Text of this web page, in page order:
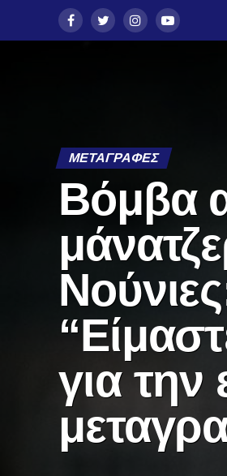
ΜΕΤΑΓΡΑΦΈΣ
Βόμβα
για